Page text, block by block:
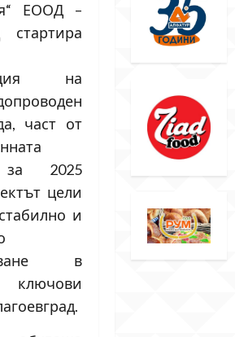
ЕООД –
стартира
на
част от
за 2025
цели
и
в